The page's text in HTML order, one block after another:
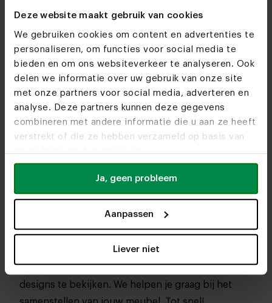
Deze website maakt gebruik van cookies
We gebruiken cookies om content en advertenties te
personaliseren, om functies voor social media te
bieden en om ons websiteverkeer te analyseren. Ook
delen we informatie over uw gebruik van onze site
met onze partners voor social media, adverteren en
analyse. Deze partners kunnen deze gegevens
combineren met andere informatie die u aan ze heeft
verstrekt of die ze hebben verzameld op basis van
Ja, geen probleem
Aanpassen
Liever niet
In onze woonwinkels kun je altijd terecht voor
interieuradvies, stof- en kleurstalen of om je favo
designs te bekijken. We helpen je graag bij het